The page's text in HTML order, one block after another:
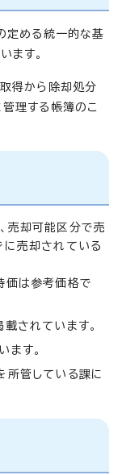
定める統一的な基
ます。
得から除却処分
理する帳簿のこ
売却可能区分で売
に売却されている
価は参考価格で
されています。
ます。
所管している課に